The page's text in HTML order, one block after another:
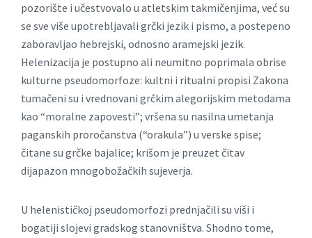
pozorište i učestvovalo u atletskim takmičenjima, već su
se sve više upotrebljavali grčki jezik i pismo, a postepeno
zaboravljao hebrejski, odnosno aramejski jezik.
Helenizacija je postupno ali neumitno poprimala obrise
kulturne pseudomorfoze: kultni i ritualni propisi Zakona
tumačeni su i vrednovani grčkim alegorijskim metodama
kao “moralne zapovesti”; vršena su nasilna umetanja
paganskih proročanstva (“orakula”) u verske spise;
čitane su grčke bajalice; krišom je preuzet čitav
dijapazon mnogobožačkih sujeverja.
U helenističkoj pseudomorfozi prednjačili su viši i
bogatiji slojevi gradskog stanovništva. Shodno tome,